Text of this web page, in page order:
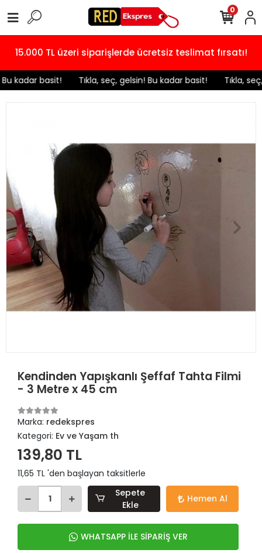
15.000 TL üzeri siparişlerde ücretsiz teslimat fırsatı!
kadar basit! ️ Tıkla, seç, gelsin! Bu kadar basit! Tıkla,
0
Kendinden Yapışkanlı Şeffaf Tahta Filmi
- 3 Metre x 45 cm
Marka: redekspres
Kategori: Ev ve Yaşam th
139,80 TL
11,65 TL 'den başlayan taksitlerle
Sepete
Ekle
Hemen Al
WHATSAPP İLE SİPARİŞ VER